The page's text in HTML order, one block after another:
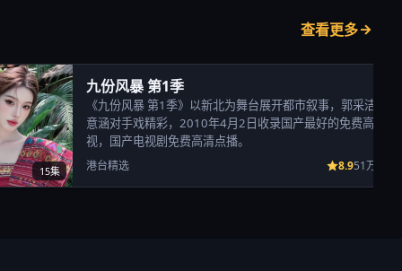
查看更多
15集
九份风暴 第1季
《九份风暴 第1季》以新北为舞台展开都市叙事，郭采洁、陈
意涵对手戏精彩，2010年4月2日收录国产最好的免费高清电
视，国产电视剧免费高清点播。
港台精选 8.951万次播